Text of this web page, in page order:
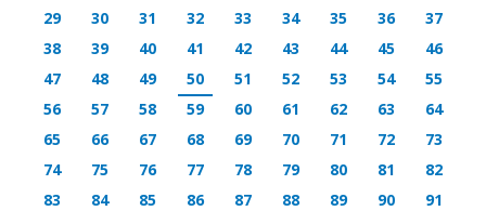
29
30 31 32 33 34 35 36
37
38
39 40 41 42 43 44 45
46
47
48 49 50 51 52 53 54
55
56
57 58 59 60 61 62 63
64
65
66 67 68 69 70 71 72
73
74
75 76 77 78 79 80 81
82
83
84 85 86 87 88 89 90
91